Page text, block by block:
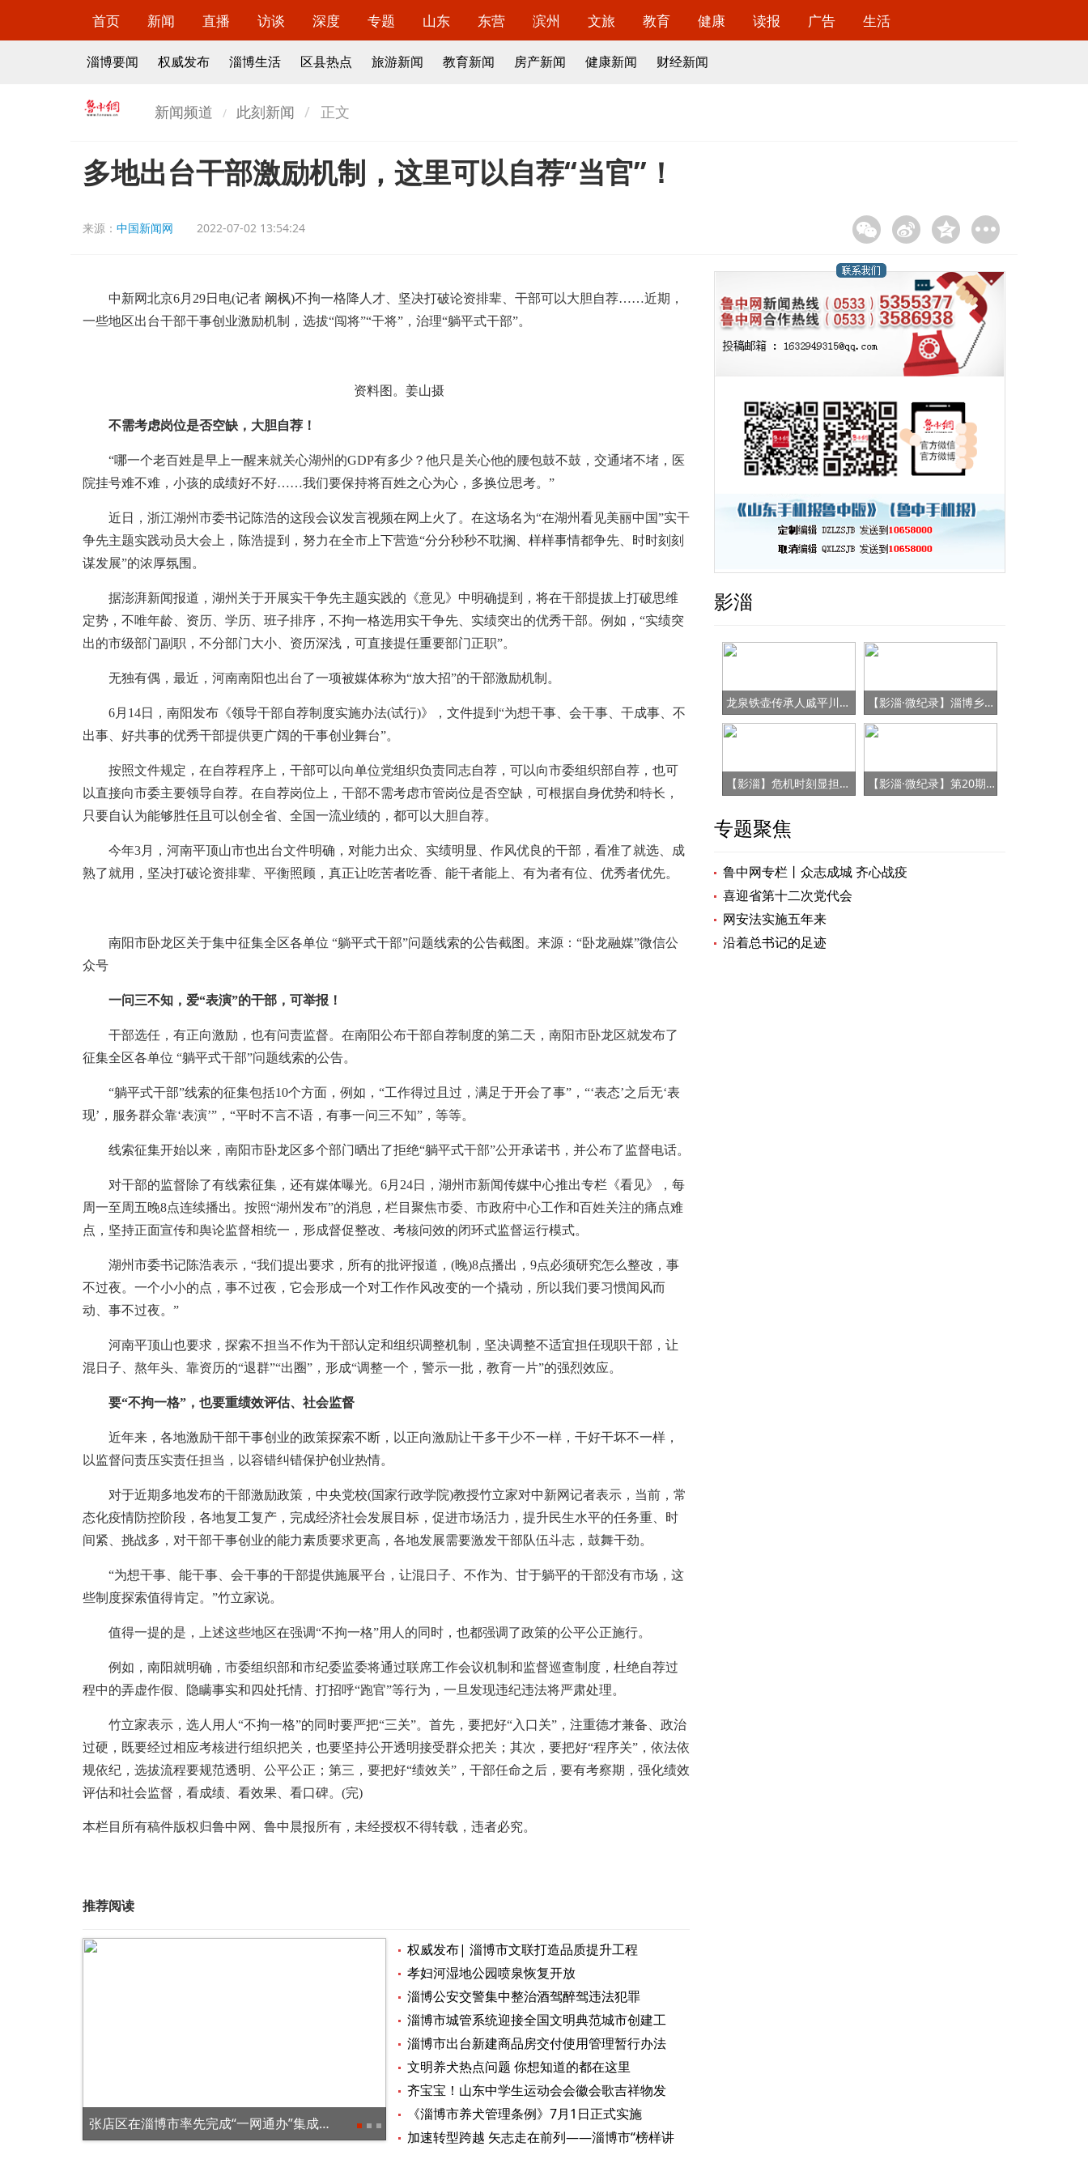
首页 新闻 直播 访谈 深度 专题 山东 东营 滨州 文旅 教育 健康 读报 广告 生活
淄博要闻 权威发布 淄博生活 区县热点 旅游新闻 教育新闻 房产新闻 健康新闻 财经新闻
新闻频道 此刻新闻 正文
多地出台干部激励机制，这里可以自荐“当官”！
来源： 中国新闻网 2022-07-02 13:54:24
中新网北京6月29日电(记者 阚枫)不拘一格降人才、坚决打破论资排辈、干部可以大胆自荐……近期，
一些地区出台干部干事创业激励机制，选拔“闯将”“干将”，治理“躺平式干部”。
资料图。姜山摄
不需考虑岗位是否空缺，大胆自荐！
“哪一个老百姓是早上一醒来就关心湖州的GDP有多少？他只是关心他的腰包鼓不鼓，交通堵不堵，医
院挂号难不难，小孩的成绩好不好……我们要保持将百姓之心为心，多换位思考。”
近日，浙江湖州市委书记陈浩的这段会议发言视频在网上火了。在这场名为“在湖州看见美丽中国”实干
争先主题实践动员大会上，陈浩提到，努力在全市上下营造“分分秒秒不耽搁、样样事情都争先、时时刻刻
谋发展”的浓厚氛围。
据澎湃新闻报道，湖州关于开展实干争先主题实践的《意见》中明确提到，将在干部提拔上打破思维
定势，不唯年龄、资历、学历、班子排序，不拘一格选用实干争先、实绩突出的优秀干部。例如，“实绩突
出的市级部门副职，不分部门大小、资历深浅，可直接提任重要部门正职”。
无独有偶，最近，河南南阳也出台了一项被媒体称为“放大招”的干部激励机制。
6月14日，南阳发布《领导干部自荐制度实施办法(试行)》，文件提到“为想干事、会干事、干成事、不
出事、好共事的优秀干部提供更广阔的干事创业舞台”。
按照文件规定，在自荐程序上，干部可以向单位党组织负责同志自荐，可以向市委组织部自荐，也可
以直接向市委主要领导自荐。在自荐岗位上，干部不需考虑市管岗位是否空缺，可根据自身优势和特长，
只要自认为能够胜任且可以创全省、全国一流业绩的，都可以大胆自荐。
今年3月，河南平顶山市也出台文件明确，对能力出众、实绩明显、作风优良的干部，看准了就选、成
熟了就用，坚决打破论资排辈、平衡照顾，真正让吃苦者吃香、能干者能上、有为者有位、优秀者优先。
南阳市卧龙区关于集中征集全区各单位 “躺平式干部”问题线索的公告截图。来源：“卧龙融媒”微信公
众号
一问三不知，爱“表演”的干部，可举报！
干部选任，有正向激励，也有问责监督。在南阳公布干部自荐制度的第二天，南阳市卧龙区就发布了
征集全区各单位 “躺平式干部”问题线索的公告。
“躺平式干部”线索的征集包括10个方面，例如，“工作得过且过，满足于开会了事”，“‘表态’之后无‘表
现’，服务群众靠‘表演’”，“平时不言不语，有事一问三不知”，等等。
线索征集开始以来，南阳市卧龙区多个部门晒出了拒绝“躺平式干部”公开承诺书，并公布了监督电话。
对干部的监督除了有线索征集，还有媒体曝光。6月24日，湖州市新闻传媒中心推出专栏《看见》，每
周一至周五晚8点连续播出。按照“湖州发布”的消息，栏目聚焦市委、市政府中心工作和百姓关注的痛点难
点，坚持正面宣传和舆论监督相统一，形成督促整改、考核问效的闭环式监督运行模式。
湖州市委书记陈浩表示，“我们提出要求，所有的批评报道，(晚)8点播出，9点必须研究怎么整改，事
不过夜。一个小小的点，事不过夜，它会形成一个对工作作风改变的一个撬动，所以我们要习惯闻风而
动、事不过夜。”
河南平顶山也要求，探索不担当不作为干部认定和组织调整机制，坚决调整不适宜担任现职干部，让
混日子、熬年头、靠资历的“退群”“出圈”，形成“调整一个，警示一批，教育一片”的强烈效应。
要“不拘一格”，也要重绩效评估、社会监督
近年来，各地激励干部干事创业的政策探索不断，以正向激励让干多干少不一样，干好干坏不一样，
以监督问责压实责任担当，以容错纠错保护创业热情。
对于近期多地发布的干部激励政策，中央党校(国家行政学院)教授竹立家对中新网记者表示，当前，常
态化疫情防控阶段，各地复工复产，完成经济社会发展目标，促进市场活力，提升民生水平的任务重、时
间紧、挑战多，对干部干事创业的能力素质要求更高，各地发展需要激发干部队伍斗志，鼓舞干劲。
“为想干事、能干事、会干事的干部提供施展平台，让混日子、不作为、甘于躺平的干部没有市场，这
些制度探索值得肯定。”竹立家说。
值得一提的是，上述这些地区在强调“不拘一格”用人的同时，也都强调了政策的公平公正施行。
例如，南阳就明确，市委组织部和市纪委监委将通过联席工作会议机制和监督巡查制度，杜绝自荐过
程中的弄虚作假、隐瞒事实和四处托情、打招呼“跑官”等行为，一旦发现违纪违法将严肃处理。
竹立家表示，选人用人“不拘一格”的同时要严把“三关”。首先，要把好“入口关”，注重德才兼备、政治
过硬，既要经过相应考核进行组织把关，也要坚持公开透明接受群众把关；其次，要把好“程序关”，依法依
规依纪，选拔流程要规范透明、公平公正；第三，要把好“绩效关”，干部任命之后，要有考察期，强化绩效
评估和社会监督，看成绩、看效果、看口碑。(完)
本栏目所有稿件版权归鲁中网、鲁中晨报所有，未经授权不得转载，违者必究。
推荐阅读
张店区在淄博市率先完成“一网通办”集成式自助终端布设 视频| 党员，践行一生的誓言
权威发布| 淄博市文联打造品质提升工程
孝妇河湿地公园喷泉恢复开放
淄博公安交警集中整治酒驾醉驾违法犯罪
淄博市城管系统迎接全国文明典范城市创建工
作视频会议召开
淄博市出台新建商品房交付使用管理暂行办法
文明养犬热点问题 你想知道的都在这里
齐宝宝！山东中学生运动会会徽会歌吉祥物发
布
《淄博市养犬管理条例》7月1日正式实施
加速转型跨越 矢志走在前列——淄博市“榜样讲
影淄
龙泉铁壶传承人戚平川的“守艺”之路 【影淄·微纪录】淄博乡村女书记的“变形记”
【影淄】危机时刻显担当 赤胆忠心保健康 【影淄·微纪录】第20期：战“疫”老将刘景春
专题聚焦
鲁中网专栏丨众志成城 齐心战疫
喜迎省第十二次党代会
网安法实施五年来
沿着总书记的足迹